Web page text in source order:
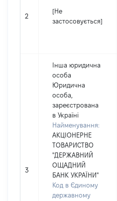
2
[Не
застосовується]
3
Інша юридична
особа
Юридична
особа,
зареєстрована
в Україні
Найменування:
АКЦІОНЕРНЕ
ТОВАРИСТВО
"ДЕРЖАВНИЙ
ОЩАДНИЙ
БАНК УКРАЇНИ"
Код в Єдиному
державному